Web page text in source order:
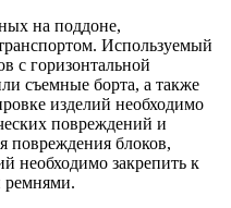
на поддоне,
Используемый
с горизонтальной
съемные борта, а также
изделий необходимо
повреждений и
повреждения блоков,
необходимо закрепить к